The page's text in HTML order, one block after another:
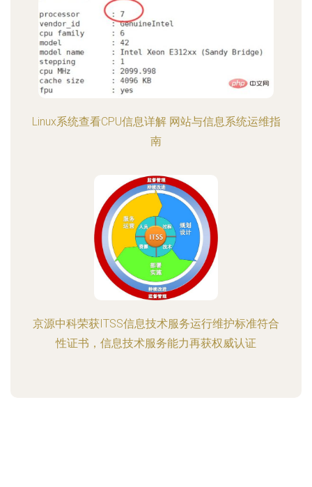
Linux系统查看CPU信息详解 网站与信息系统运维指
南
京源中科荣获ITSS信息技术服务运行维护标准符合
性证书，信息技术服务能力再获权威认证